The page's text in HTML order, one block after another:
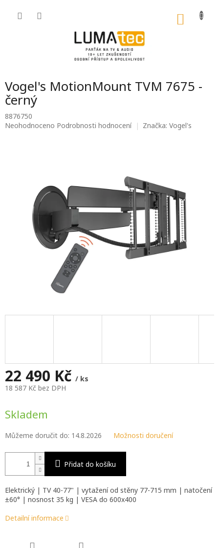
Vogel's MotionMount TVM 7675 -
černý
8876750
Průměrné
Neohodnoceno Podrobnosti hodnocení Značka: Vogel's
22 490 Kč / ks
18 587 Kč bez DPH
cena:
Skladem
Můžeme doručit do: 14.8.2026 Možnosti doručení
Přidat do košíku
Elektrický | TV 40-77" | vytažení od stěny 77-715 mm | natočení
±60° | nosnost 35 kg | VESA do 600x400
Detailní informace